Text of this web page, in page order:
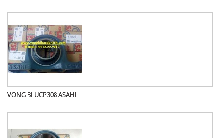
VÒNG BI UCP308 ASAHI